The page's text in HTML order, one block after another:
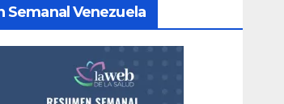
Semanal Venezuela